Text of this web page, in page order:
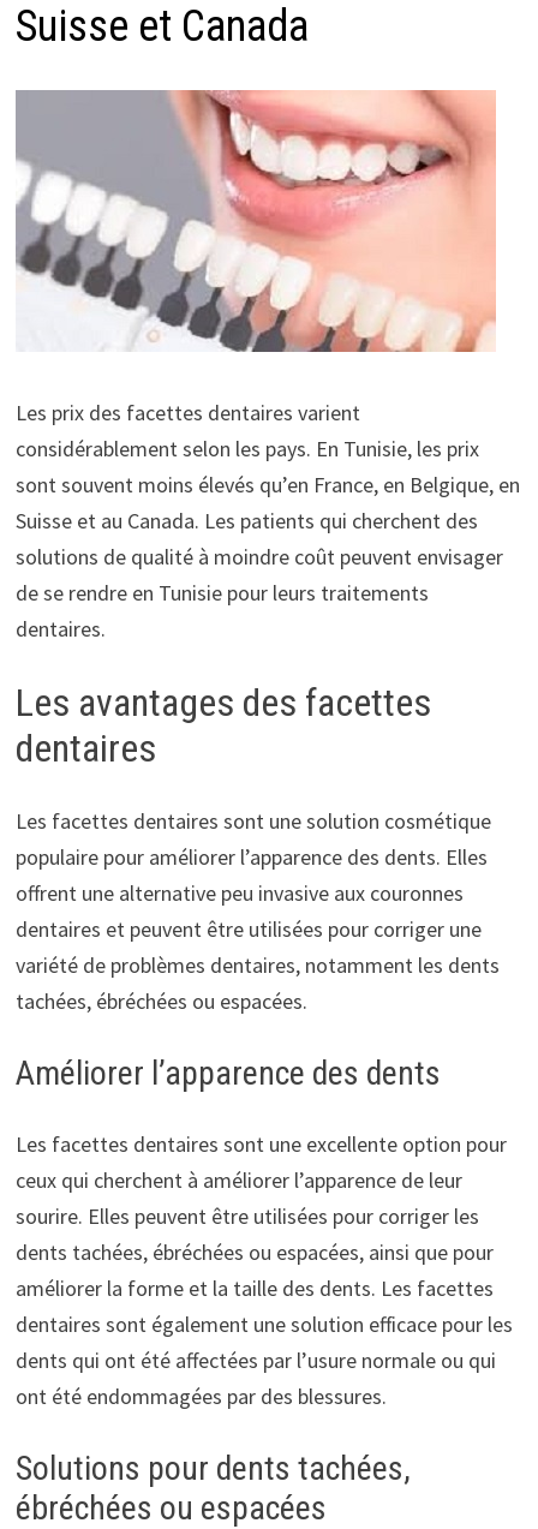
Suisse et Canada
Les prix des facettes dentaires varient
considérablement selon les pays. En Tunisie, les prix
sont souvent moins élevés qu’en France, en Belgique, en
Suisse et au Canada. Les patients qui cherchent des
solutions de qualité à moindre coût peuvent envisager
de se rendre en Tunisie pour leurs traitements
dentaires.
Les avantages des facettes
dentaires
Les facettes dentaires sont une solution cosmétique
populaire pour améliorer l’apparence des dents. Elles
offrent une alternative peu invasive aux couronnes
dentaires et peuvent être utilisées pour corriger une
variété de problèmes dentaires, notamment les dents
tachées, ébréchées ou espacées.
Améliorer l’apparence des dents
Les facettes dentaires sont une excellente option pour
ceux qui cherchent à améliorer l’apparence de leur
sourire. Elles peuvent être utilisées pour corriger les
dents tachées, ébréchées ou espacées, ainsi que pour
améliorer la forme et la taille des dents. Les facettes
dentaires sont également une solution efficace pour les
dents qui ont été affectées par l’usure normale ou qui
ont été endommagées par des blessures.
Solutions pour dents tachées,
ébréchées ou espacées